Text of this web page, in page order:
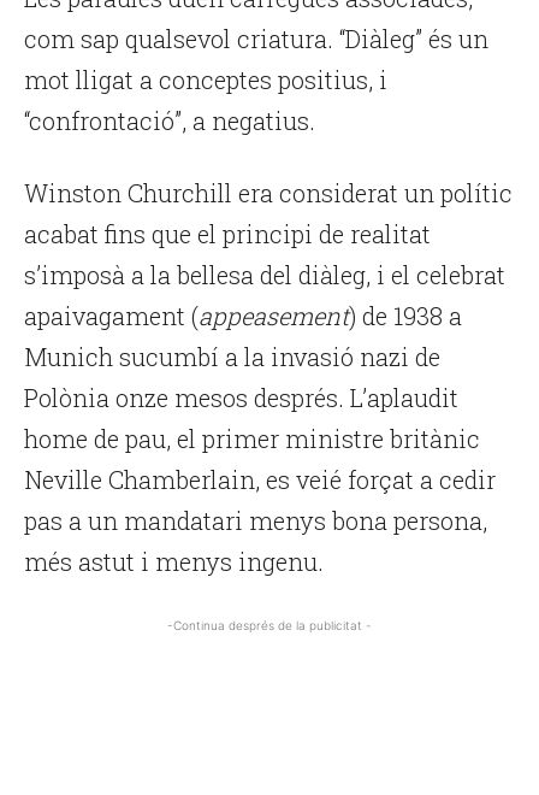
com sap qualsevol criatura. “Diàleg” és un
mot lligat a conceptes positius, i
“confrontació”, a negatius.
Winston Churchill era considerat un polític
acabat fins que el principi de realitat
s’imposà a la bellesa del diàleg, i el celebrat
apaivagament (appeasement) de 1938 a
Munich sucumbí a la invasió nazi de
Polònia onze mesos després. L’aplaudit
home de pau, el primer ministre britànic
Neville Chamberlain, es veié forçat a cedir
pas a un mandatari menys bona persona,
més astut i menys ingenu.
-Continua després de la publicitat -